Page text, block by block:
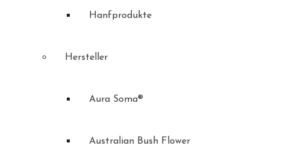
Hanfprodukte
Hersteller
Aura Soma®
Australian Bush Flower